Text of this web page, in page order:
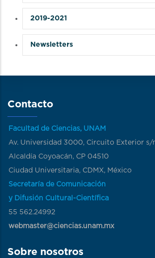
2019-2021
Newsletters
Contacto
Facultad de Ciencias, UNAM
Av. Universidad 3000, Circuito Exterior s/
Alcaldía Coyoacán, CP 04510
Ciudad Universitaria, CDMX, México
Secretaría de Comunicación
y Difusión Cultural-Científica
55 562.24992
webmaster@ciencias.unam.mx
Sobre nosotros